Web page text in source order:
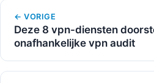
← VORIGE
Deze 8 vpn-diensten
onafhankelijke vpn audit